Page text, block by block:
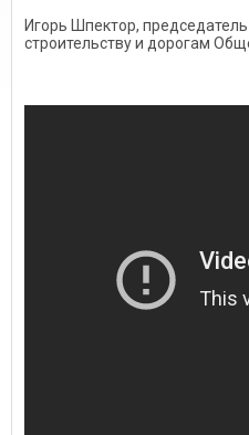
Игорь Шпектор,
строительству и дорогам